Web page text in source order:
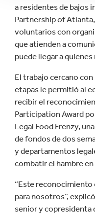
a residentes de bajos
Partnership of
voluntarios con
que atienden a
puede llegar a
El trabajo cercano
etapas le permitió al
recibir el
Participation Award
Legal Food Frenzy,
de fondos de dos
y departamentos
combatir el hambre
“Este
para nosotros”,
senior y copresidenta